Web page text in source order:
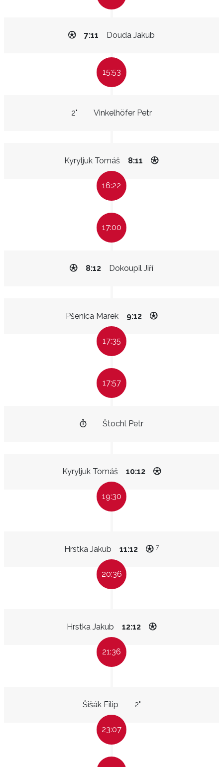
Douda Jakub
7:11
15:53
Vinkelhöfer Petr
2"
Kyryljuk Tomáš 8:11
16:22
17:00
Dokoupil Jiří
8:12
Pšenica Marek 9:12
17:35
17:57
Štochl Petr
Kyryljuk Tomáš 10:12
19:30
Hrstka Jakub 11:12 7
20:36
Hrstka Jakub 12:12
21:36
Šišák Filip 2"
23:07